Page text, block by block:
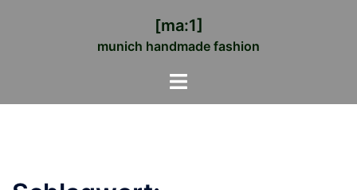
[ma:1]
munich handmade fashion
Menü